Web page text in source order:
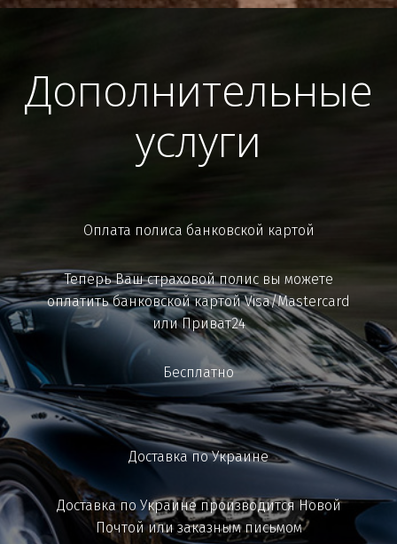
Дополнительные
услуги
Оплата полиса банковской картой
Теперь Ваш страховой полис вы можете
оплатить банковской картой Visa/Mastercard
или Приват24
Бесплатно
Доставка по Украине
Доставка по Украине производится Новой
Почтой или заказным письмом